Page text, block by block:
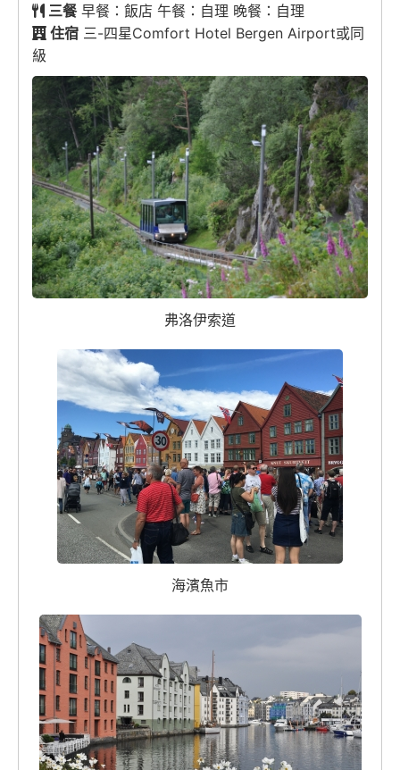
三餐早餐：飯店 午餐：自理 晚餐：自理
住宿 三-四星Comfort Hotel Bergen Airport或同
級
弗洛伊索道
海濱魚市